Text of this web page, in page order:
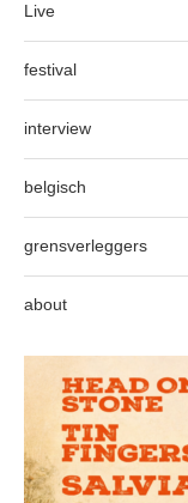
Live
festival
interview
belgisch
grensverleggers
about